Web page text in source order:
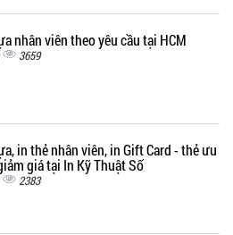
nhân viên theo yêu cầu tại HCM
3659
in thẻ nhân viên, in Gift Card - thẻ ưu
giá tại In Kỹ Thuật Số
2383